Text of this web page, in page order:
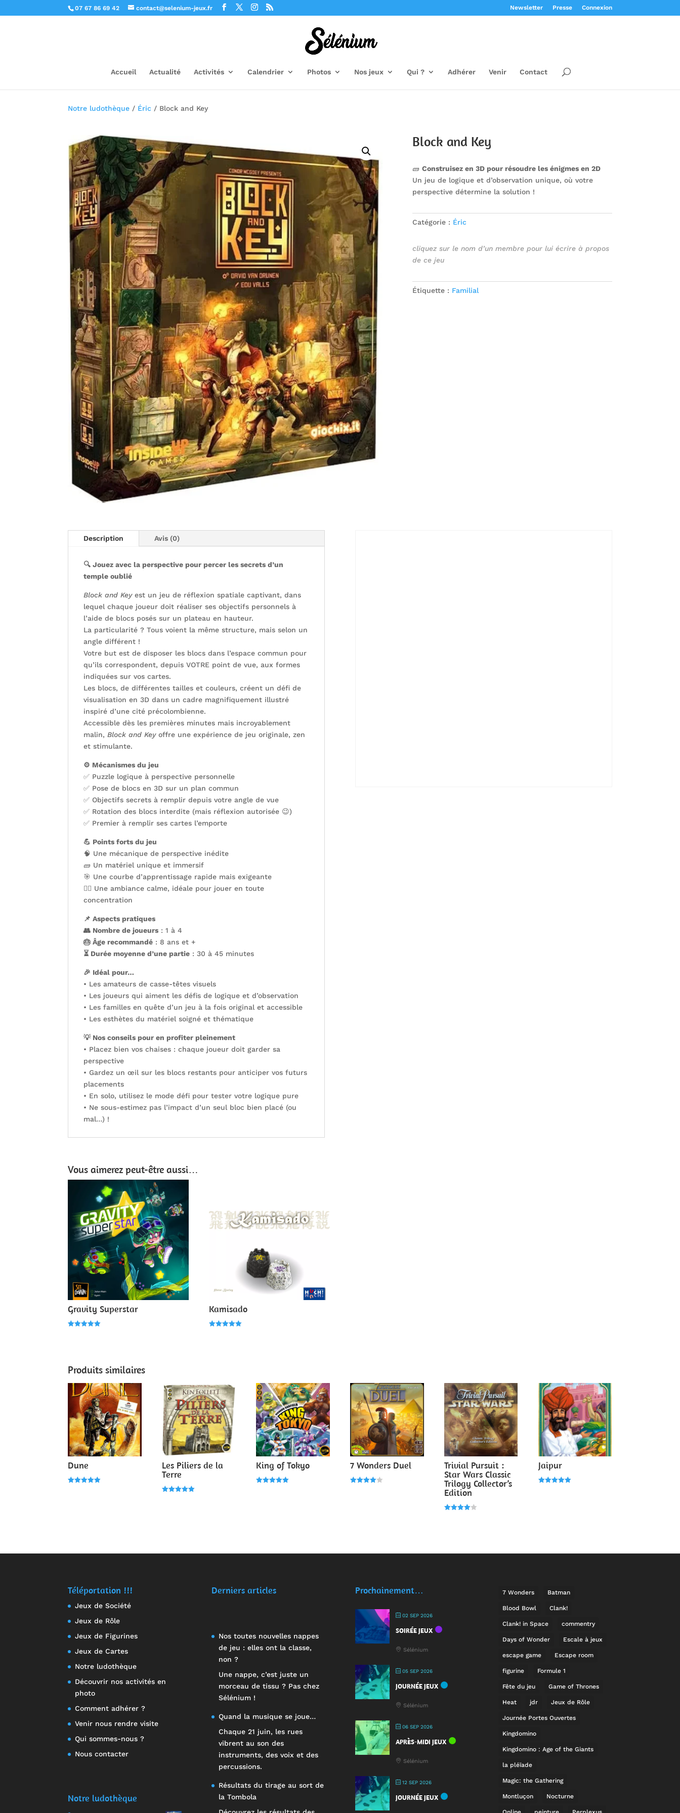
07 67 86 69 42 contact@selenium-jeux.fr Newsletter Presse Connexion
Accueil Actualité Activités Calendrier Photos Nos jeux Qui ? Adhérer Venir Contact
Notre ludothèque / Éric / Block and Key
Block and Key
🧱 Construisez en 3D pour résoudre les énigmes en 2D
Un jeu de logique et d’observation unique, où votre
perspective détermine la solution !
Catégorie : Éric
cliquez sur le nom d’un membre pour lui écrire à propos
de ce jeu
Étiquette : Familial
Description Avis (0)
🔍 Jouez avec la perspective pour percer les secrets d’un
temple oublié
Block and Keyest un jeu de réflexion spatiale captivant, dans
lequel chaque joueur doit réaliser ses objectifs personnels à
l’aide de blocs posés sur un plateau en hauteur.
La particularité ? Tous voient la même structure, mais selon un
angle différent !
Votre but est de disposer les blocs dans l’espace commun pour
qu’ils correspondent, depuis VOTRE point de vue, aux formes
indiquées sur vos cartes.
Les blocs, de différentes tailles et couleurs, créent un défi de
visualisation en 3D dans un cadre magnifiquement illustré
inspiré d’une cité précolombienne.
Accessible dès les premières minutes mais incroyablement
malin, Block and Keyoffre une expérience de jeu originale, zen
et stimulante.
⚙️ Mécanismes du jeu
✅ Puzzle logique à perspective personnelle
✅ Pose de blocs en 3D sur un plan commun
✅ Objectifs secrets à remplir depuis votre angle de vue
✅ Rotation des blocs interdite (mais réflexion autorisée 😉)
✅ Premier à remplir ses cartes l’emporte
💪 Points forts du jeu
🧠 Une mécanique de perspective inédite
🧱 Un matériel unique et immersif
🎯 Une courbe d’apprentissage rapide mais exigeante
🧘‍♂️ Une ambiance calme, idéale pour jouer en toute
concentration
📌 Aspects pratiques
👥 Nombre de joueurs : 1 à 4
🎂 Âge recommandé : 8 ans et +
⏳ Durée moyenne d’une partie : 30 à 45 minutes
🎉 Idéal pour…
• Les amateurs de casse-têtes visuels
• Les joueurs qui aiment les défis de logique et d’observation
• Les familles en quête d’un jeu à la fois original et accessible
• Les esthètes du matériel soigné et thématique
💡 Nos conseils pour en profiter pleinement
• Placez bien vos chaises : chaque joueur doit garder sa
perspective
• Gardez un œil sur les blocs restants pour anticiper vos futurs
placements
• En solo, utilisez le mode défi pour tester votre logique pure
• Ne sous-estimez pas l’impact d’un seul bloc bien placé (ou
mal…) !
Vous aimerez peut-être aussi…
Gravity Superstar Kamisado
Produits similaires
Dune Les Piliers de la
Terre
King of Tokyo 7 Wonders Duel Trivial Pursuit :
Star Wars Classic
Trilogy Collector’s
Edition
Jaipur
Téléportation !!!
Jeux de Société
Jeux de Rôle
Jeux de Figurines
Jeux de Cartes
Notre ludothèque
Découvrir nos activités en
photo
Comment adhérer ?
Venir nous rendre visite
Qui sommes-nous ?
Nous contacter
Notre ludothèque
Derniers articles
Nos toutes nouvelles nappes
de jeu : elles ont la classe,
non ?
Une nappe, c’est juste un
morceau de tissu ? Pas chez
Sélénium !
Quand la musique se joue…
Chaque 21 juin, les rues
vibrent au son des
instruments, des voix et des
percussions.
Résultats du tirage au sort de
la Tombola
Prochainement…
02 SEP 2026
SOIRÉE JEUX
Sélénium
05 SEP 2026
JOURNÉE JEUX
Sélénium
06 SEP 2026
APRÈS-MIDI JEUX
Sélénium
12 SEP 2026
JOURNÉE JEUX
7 Wonders Batman
Blood Bowl Clank!
Clank! in Space commentry
Days of Wonder Escale à jeux
escape game Escape room
figurine Formule 1
Fête du jeu Game of Thrones
Heat jdr Jeux de Rôle
Journée Portes Ouvertes
Kingdomino
Kingdomino : Age of the Giants
la pléïade
Magic: the Gathering
Montluçon Nocturne